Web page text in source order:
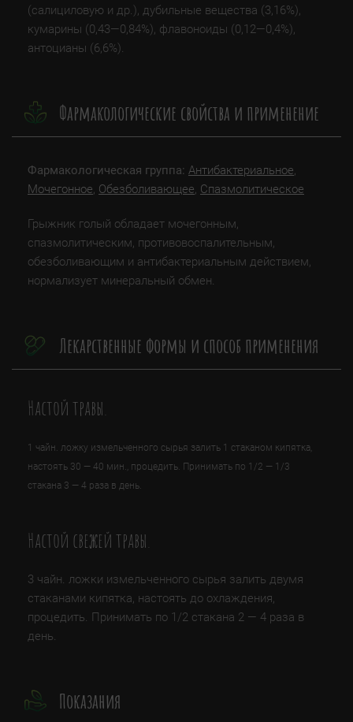
(салициловую и др.), дубильные вещества (3,16%),
кумарины (0,43—0,84%), флавоноиды (0,12—0,4%),
антоцианы (6,6%).
Фармакологические свойства и применение
Фармакологическая группа: Антибактериальное,
Мочегонное, Обезболивающее, Спазмолитическое
Грыжник голый обладает мочегонным,
спазмолитическим, противовоспалительным,
обезболивающим и антибактериальным действием,
нормализует минеральный обмен.
Лекарственные формы и способ применения
Настой травы.
1 чайн. ложку измельченного сырья залить 1 стаканом кипятка,
настоять 30 — 40 мин., процедить. Принимать по 1/2 — 1/3
стакана 3 — 4 раза в день.
Настой свежей травы.
3 чайн. ложки измельченного сырья залить двумя
стаканами кипятка, настоять до охлаждения,
процедить. Принимать по 1/2 стакана 2 — 4 раза в
день.
Показания